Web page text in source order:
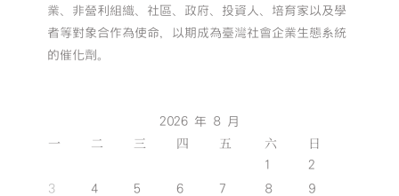
業、非營利組織、社區、政府、投資人、培育家以及學
者等對象合作為使命，以期成為臺灣社會企業生態系統
的催化劑。
2026 年 8 月
一 二 三 四 五 六 日
1
2
3
4 5 6 7 8
9